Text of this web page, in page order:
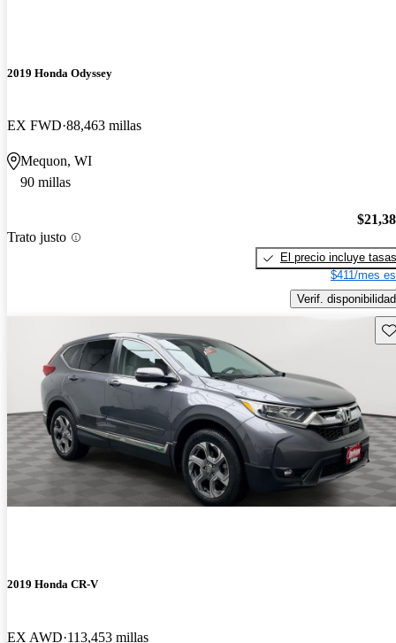
2019 Honda Odyssey
EX FWD 88,463 millas
Mequon, WI
90 millas
Trato justo
El precio incluye tasas
$411/mes
Verif. disponibilidad
2019 Honda CR-V
EX AWD 113,453 millas